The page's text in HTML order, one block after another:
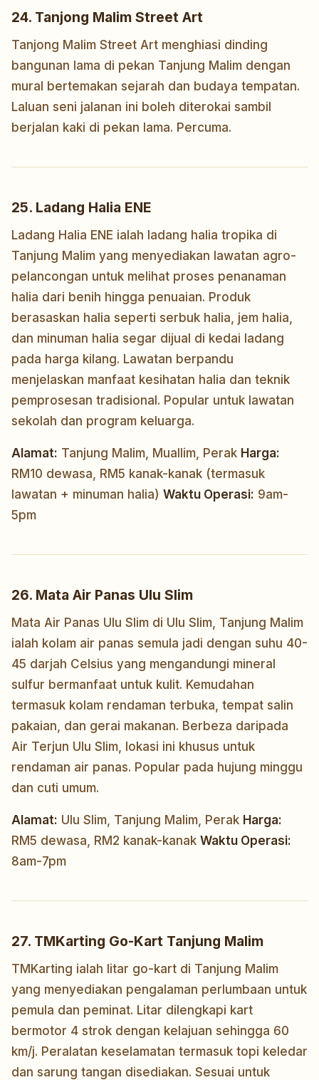
24. Tanjong Malim Street Art
Tanjong Malim Street Art menghiasi dinding
bangunan lama di pekan Tanjung Malim dengan
mural bertemakan sejarah dan budaya tempatan.
Laluan seni jalanan ini boleh diterokai sambil
berjalan kaki di pekan lama. Percuma.
25. Ladang Halia ENE
Ladang Halia ENE ialah ladang halia tropika di
Tanjung Malim yang menyediakan lawatan agro-
pelancongan untuk melihat proses penanaman
halia dari benih hingga penuaian. Produk
berasaskan halia seperti serbuk halia, jem halia,
dan minuman halia segar dijual di kedai ladang
pada harga kilang. Lawatan berpandu
menjelaskan manfaat kesihatan halia dan teknik
pemprosesan tradisional. Popular untuk lawatan
sekolah dan program keluarga.
Alamat: Tanjung Malim, Muallim, Perak Harga:
RM10 dewasa, RM5 kanak-kanak (termasuk
lawatan + minuman halia) Waktu Operasi: 9am-
5pm
26. Mata Air Panas Ulu Slim
Mata Air Panas Ulu Slim di Ulu Slim, Tanjung Malim
ialah kolam air panas semula jadi dengan suhu 40-
45 darjah Celsius yang mengandungi mineral
sulfur bermanfaat untuk kulit. Kemudahan
termasuk kolam rendaman terbuka, tempat salin
pakaian, dan gerai makanan. Berbeza daripada
Air Terjun Ulu Slim, lokasi ini khusus untuk
rendaman air panas. Popular pada hujung minggu
dan cuti umum.
Alamat: Ulu Slim, Tanjung Malim, Perak Harga:
RM5 dewasa, RM2 kanak-kanak Waktu Operasi:
8am-7pm
27. TMKarting Go-Kart Tanjung Malim
TMKarting ialah litar go-kart di Tanjung Malim
yang menyediakan pengalaman perlumbaan untuk
pemula dan peminat. Litar dilengkapi kart
bermotor 4 strok dengan kelajuan sehingga 60
km/j. Peralatan keselamatan termasuk topi keledar
dan sarung tangan disediakan. Sesuai untuk